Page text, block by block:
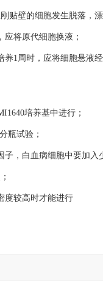
贴壁的细胞发生脱落，
将原代细胞换液；
1周时，应将细胞悬液
培养基中进行；
瓶试验；
，白血病细胞中要加入
较高时才能进行